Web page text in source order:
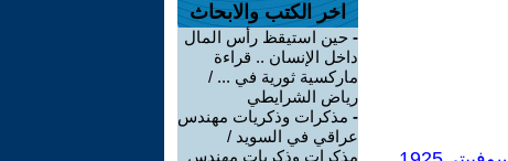
اخر الكتب والابحاث
- حين استيقظ رأس المال
داخل الإنسان .. قراءة
ماركسية ثورية في ... /
رياض الشرايطي
- مذكرات وذكريات مهندس
عراقي في السويد /
مذكرات وذكريات مهندس